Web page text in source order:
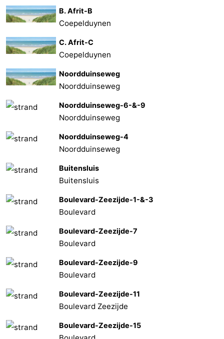
B. Afrit-B
Coepelduynen
C. Afrit-C
Coepelduynen
Noordduinseweg
Noordduinseweg
Noordduinseweg-6-&-9
Noordduinseweg
Noordduinseweg-4
Noordduinseweg
Buitensluis
Buitensluis
Boulevard-Zeezijde-1-&-3
Boulevard
Boulevard-Zeezijde-7
Boulevard
Boulevard-Zeezijde-9
Boulevard
Boulevard-Zeezijde-11
Boulevard Zeezijde
Boulevard-Zeezijde-15